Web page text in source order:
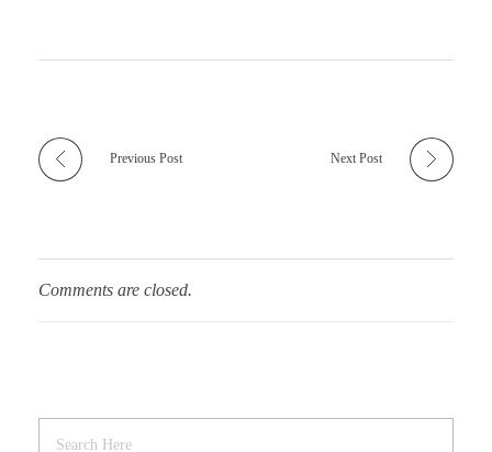
Previous Post Next Post
Comments are closed.